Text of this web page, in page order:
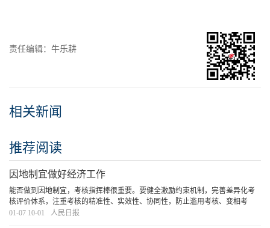
责任编辑：牛乐耕
相关新闻
推荐阅读
因地制宜做好经济工作
能否做到因地制宜，考核指挥棒很重要。要健全激励约束机制，完善差异化考
核评价体系，注重考核的精准性、实效性、协同性，防止滥用考核、变相考
核、机械考核。坚持考人考事相结合，让想干事、会干事的干部能干事、干成
01-07 10-01 人民日报